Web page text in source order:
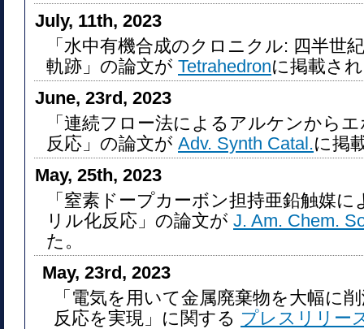
July, 11th, 2023
「水中有機合成のクロニクル: 四半世
軌跡」の論文が Tetrahedronに掲載さ
June, 23rd, 2023
「連続フロー法によるアルケンから
反応」の論文が Adv. Synth Catal.に掲
May, 25th, 2023
「窒素ドープカーボン担持亜鉛触媒
リル化反応」の論文が J. Am. Chem.
た。
May, 23rd, 2023
「電気を用いて金属廃棄物を大幅に
反応を実現」に関する プレスリリー